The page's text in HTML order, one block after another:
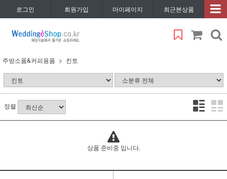
로그인 회원가입 마이페이지 최근본상품
주방소품&커피용품 킨토
정렬
상품 준비중 입니다.